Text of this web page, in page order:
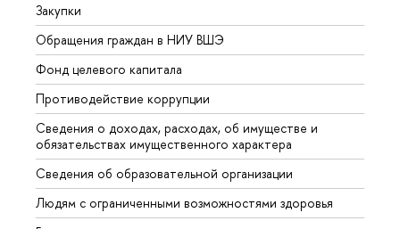
Закупки
Обращения граждан в НИУ ВШЭ
Фонд целевого капитала
Противодействие коррупции
Сведения о доходах, расходах, об имуществе и
обязательствах имущественного характера
Сведения об образовательной организации
Людям с ограниченными возможностями здоровья